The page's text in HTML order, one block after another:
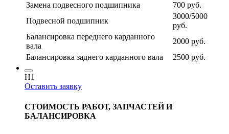
Замена подвесного подшипника
700 руб.
Подвесной подшипник
3000/5000
руб.
Балансировка переднего карданного
вала
2000 руб.
Балансировка заднего карданного вала
2500 руб.
H1
Оставить заявку
СТОИМОСТЬ РАБОТ, ЗАПЧАСТЕЙ И
БАЛАНСИРОВКА